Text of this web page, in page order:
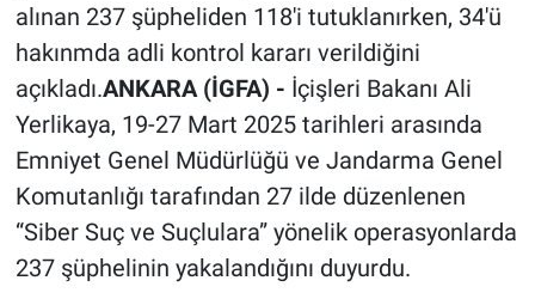
alınan 237 şüpheliden 118'i tutuklanırken, 34'ü
hakınmda adli kontrol kararı verildiğini
açıkladı.ANKARA (İGFA) - İçişleri Bakanı Ali
Yerlikaya, 19-27 Mart 2025 tarihleri arasında
Emniyet Genel Müdürlüğü ve Jandarma Genel
Komutanlığı tarafından 27 ilde düzenlenen
“Siber Suç ve Suçlulara” yönelik operasyonlarda
237 şüphelinin yakalandığını duyurdu.